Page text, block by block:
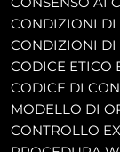
CONDIZIONI DI
CONDIZIONI DI
CODICE ETICO
CODICE DI
MODELLO DI
CONTROLLO EX